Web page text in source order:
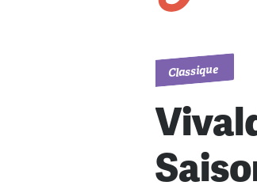
Classique